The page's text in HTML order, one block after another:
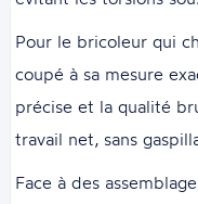
Pour le bricoleur qui
coupé à sa mesure
précise et la qualité
travail net, sans
Face à des